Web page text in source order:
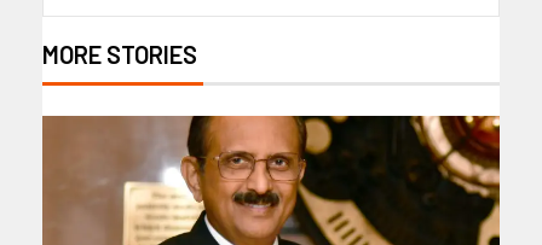
MORE STORIES